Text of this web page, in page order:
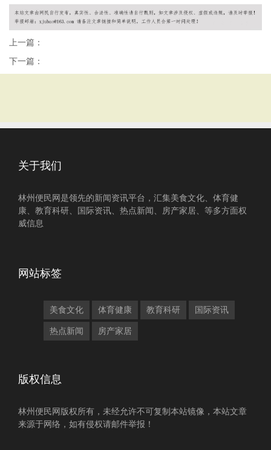
上一篇：
下一篇：
关于我们
林州便民网是领先的新闻资讯平台，汇集美食文化、体育健
康、教育科研、国际资讯、热点新闻、房产家居、等多方面权
威信息
网站标签
美食文化 体育健康 教育科研 国际资讯
热点新闻 房产家居
版权信息
林州便民网版权所有，未经允许不可复制本站镜像，本站文章
来源于网络，如有侵权请邮件举报！